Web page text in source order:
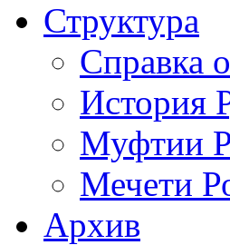
Структура
Справка
Муфтии
Мечети
Архив